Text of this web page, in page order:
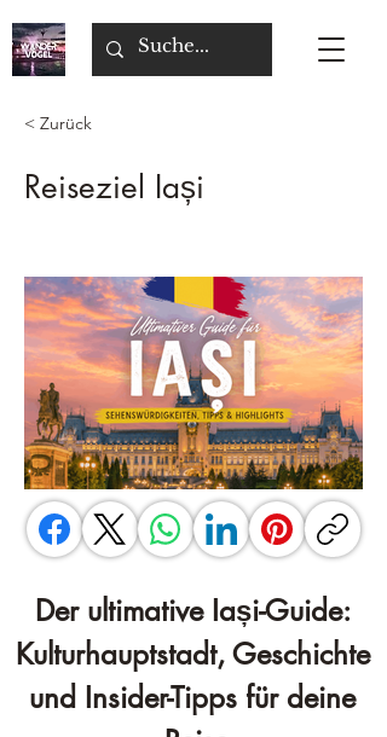
< Zurück
Reiseziel Iași
Der ultimative Iași-Guide:
Kulturhauptstadt, Geschichte
und Insider-Tipps für deine